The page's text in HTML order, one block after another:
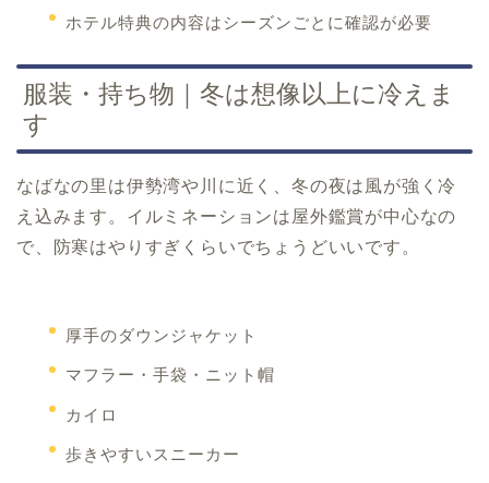
ホテル特典の内容はシーズンごとに確認が必要
服装・持ち物｜冬は想像以上に冷えま
す
なばなの里は伊勢湾や川に近く、冬の夜は風が強く冷
え込みます。イルミネーションは屋外鑑賞が中心なの
で、防寒はやりすぎくらいでちょうどいいです。
厚手のダウンジャケット
マフラー・手袋・ニット帽
カイロ
歩きやすいスニーカー